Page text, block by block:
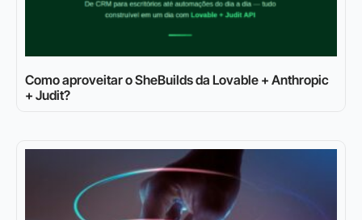
Como aproveitar o SheBuilds da Lovable + Anthropic
+ Judit?